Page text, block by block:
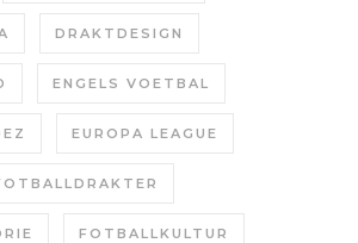
DRAKTDESIGN
ENGELS VOETBAL
EUROPA LEAGUE
FOTBALLKULTUR